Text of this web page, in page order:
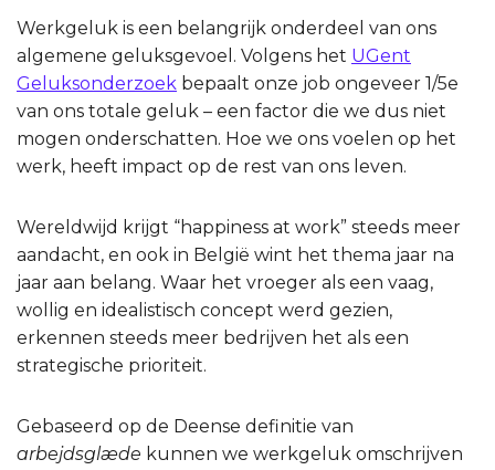
Werkgeluk is een belangrijk onderdeel van ons
algemene geluksgevoel. Volgens het UGent
Geluksonderzoek bepaalt onze job ongeveer 1/5e
van ons totale geluk – een factor die we dus niet
mogen onderschatten. Hoe we ons voelen op het
werk, heeft impact op de rest van ons leven.
Wereldwijd krijgt “happiness at work” steeds meer
aandacht, en ook in België wint het thema jaar na
jaar aan belang. Waar het vroeger als een vaag,
wollig en idealistisch concept werd gezien,
erkennen steeds meer bedrijven het als een
strategische prioriteit.
Gebaseerd op de Deense definitie van
arbejdsglæde kunnen we werkgeluk omschrijven